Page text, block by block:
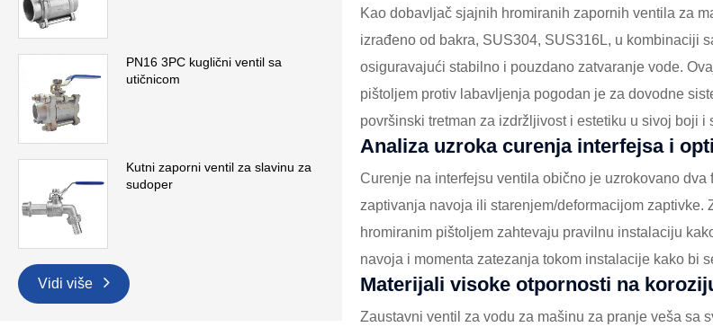
PN16 3PC kuglični ventil sa
utičnicom
Kutni zaporni ventil za slavinu za
sudoper
Vidi više
Kao dobavljač sjajnih hromiranih zapornih ventila za
izrađeno od bakra, SUS304, SUS316L, u kombinaciji
osiguravajući stabilno i pouzdano zatvaranje vode.
pištoljem protiv labavljenja pogodan je za dovodne
površinski tretman za izdržljivost i estetiku u sivoj boji
Analiza uzroka curenja interfejsa i
Curenje na interfejsu ventila obično je uzrokovano
zaptivanja navoja ili starenjem/deformacijom
hromiranim pištoljem zahtevaju pravilnu instalaciju
navoja i momenta zatezanja tokom instalacije kako bi
Materijali visoke otpornosti na
Zaustavni ventil za vodu za mašinu za pranje veša sa